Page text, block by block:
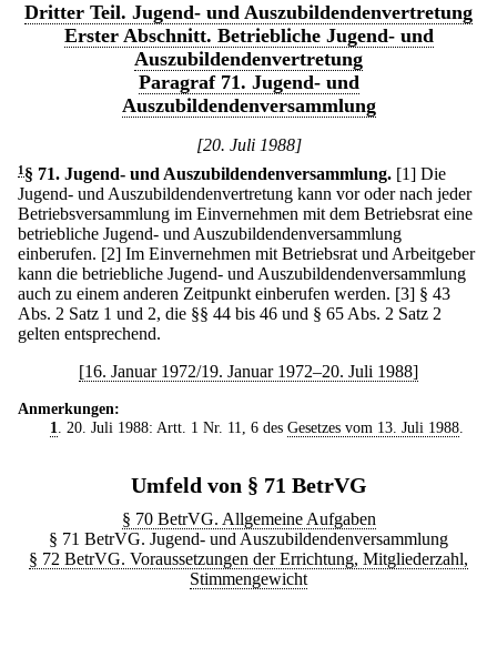
Dritter Teil. Jugend- und Auszubildendenvertretung
Erster Abschnitt. Betriebliche Jugend- und
Auszubildendenvertretung
Paragraf 71. Jugend- und
Auszubildendenversammlung
[20. Juli 1988]
1 § 71. Jugend- und Auszubildendenversammlung. [1] Die
Jugend- und Auszubildendenvertretung kann vor oder nach jeder
Betriebsversammlung im Einvernehmen mit dem Betriebsrat eine
betriebliche Jugend- und Auszubildendenversammlung
einberufen. [2] Im Einvernehmen mit Betriebsrat und Arbeitgeber
kann die betriebliche Jugend- und Auszubildendenversammlung
auch zu einem anderen Zeitpunkt einberufen werden. [3] § 43
Abs. 2 Satz 1 und 2, die §§ 44 bis 46 und § 65 Abs. 2 Satz 2
gelten entsprechend.
[16. Januar 1972/19. Januar 1972–20. Juli 1988]
Anmerkungen:
1
. 20. Juli 1988: Artt. 1 Nr. 11, 6 des Gesetzes vom 13. Juli 1988.
Umfeld von § 71 BetrVG
§ 70 BetrVG. Allgemeine Aufgaben
§ 71 BetrVG. Jugend- und Auszubildendenversammlung
§ 72 BetrVG. Voraussetzungen der Errichtung, Mitgliederzahl,
Stimmengewicht